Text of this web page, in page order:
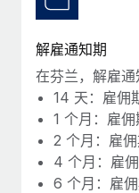
实体设立
快速建立合规实体
人员调配与搬迁
轻松搬迁员工
福利
轻松管理员工福利
As the global
了解更多
What a
actually looks
Most teams hear
解雇通知期
在芬兰，解雇通
14 天：雇佣
1 个月：雇
2 个月：雇
4 个月：雇
6 个月：雇